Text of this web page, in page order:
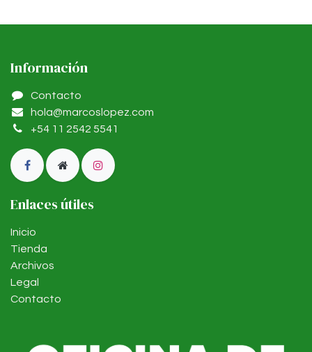
Información
Contacto
hola@marcoslopez.com
+54 11 2542 5541
Enlaces útiles
Inicio
Tienda
Archivos
Legal
Contacto